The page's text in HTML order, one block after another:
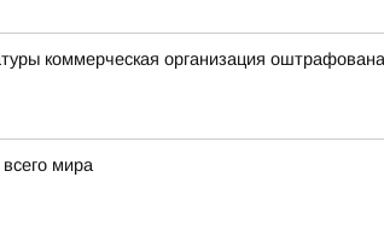
коммерческая организация
мира